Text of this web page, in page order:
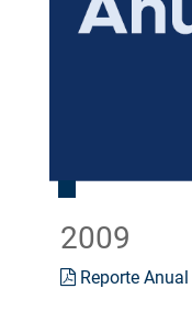
2009
Reporte Anual